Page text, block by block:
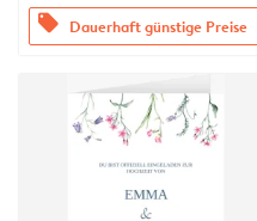
offers Dauerhaft günstige Preise